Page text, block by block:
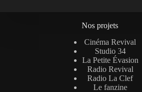
Nos projets
Cinéma Revival
Studio 34
La Petite Évasion
Radio Revival
Radio La Clef
Le fanzine